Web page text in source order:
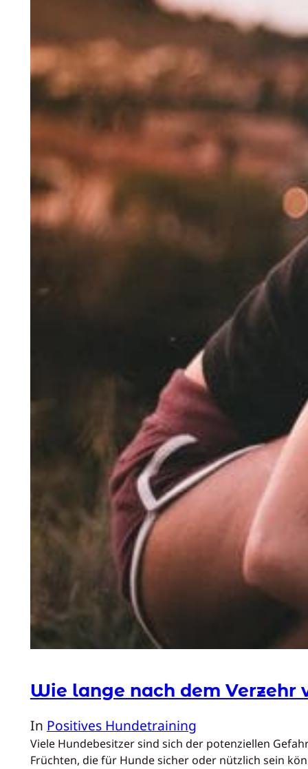
Wie lange nach dem
In Positives Hundetraining
Viele Hundebesitzer sind sich der potenziellen
Früchten, die für Hunde sicher oder nützlich sein